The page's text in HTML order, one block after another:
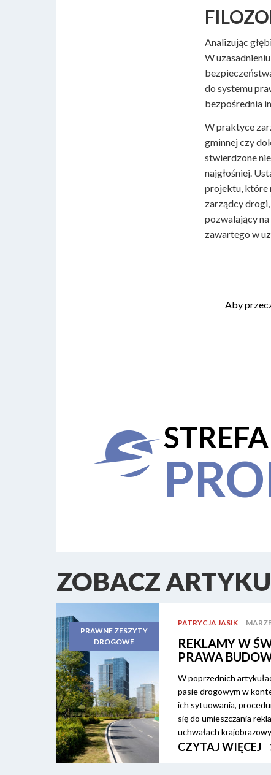
Analizując
W
do systemu
bezpośrednia
W praktyce
gminnej czy
stwierdzone
najgłośniej.
projektu, które
zarządcy
pozwalający
zawartego w
Aby
ZOBACZ
PRAWNE ZESZYTY
DROGOWE
PATRYCJA JASIK
REKLAMY W
PRAWA
W poprzednich
pasie drogowym w
ich sytuowania,
się do umieszczania
uchwałach
dokładnie wyjaśnione
CZYTAJ WIĘCEJ